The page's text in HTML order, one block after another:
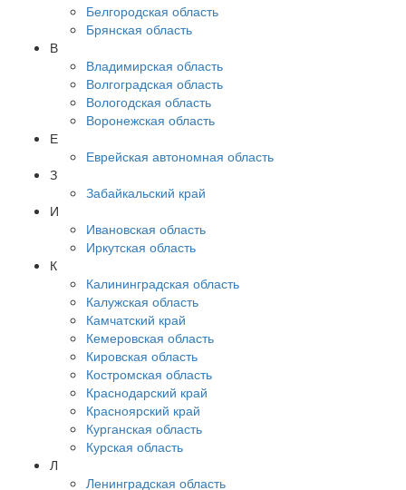
Белгородская область
Брянская область
В
Владимирская область
Волгоградская область
Вологодская область
Воронежская область
Е
Еврейская автономная область
З
Забайкальский край
И
Ивановская область
Иркутская область
К
Калининградская область
Калужская область
Камчатский край
Кемеровская область
Кировская область
Костромская область
Краснодарский край
Красноярский край
Курганская область
Курская область
Л
Ленинградская область